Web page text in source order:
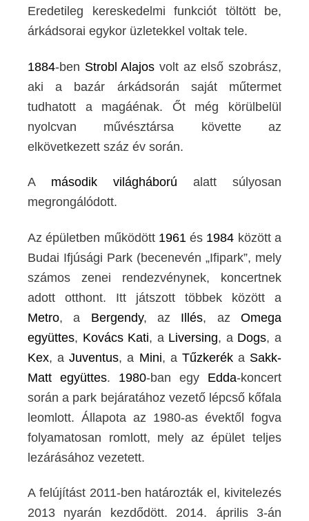
Eredetileg kereskedelmi funkciót töltött be,
árkádsorai egykor üzletekkel voltak tele.
1884-ben Strobl Alajos volt az első szobrász,
aki a bazár árkádsorán saját műtermet
tudhatott a magáénak. Őt még körülbelül
nyolcvan művésztársa követte az
elkövetkezett száz év során.
A második világháború alatt súlyosan
megrongálódott.
Az épületben működött 1961 és 1984 között a
Budai Ifjúsági Park (becenevén „Ifipark”, mely
számos zenei rendezvénynek, koncertnek
adott otthont. Itt játszott többek között a
Metro, a Bergendy, az Illés, azOmega
együttes, Kovács Kati, a Liversing, a Dogs, a
Kex, aJuventus, a Mini, a Tűzkeréka Sakk-
Matt együttes. 1980-ban egy Edda-koncert
során a park bejáratához vezető lépcső kőfala
leomlott. Állapota az 1980-as évektől fogva
folyamatosan romlott, mely az épület teljes
lezárásához vezetett.
A felújítást 2011-ben határozták el, kivitelezés
2013 nyarán kezdődött. 2014. április 3-án